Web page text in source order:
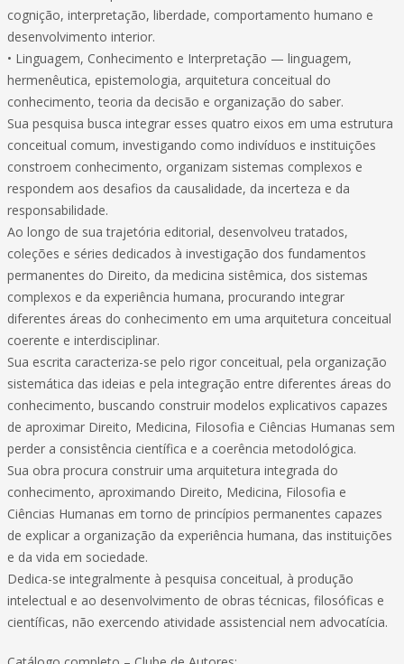
cognição, interpretação, liberdade, comportamento humano e
desenvolvimento interior.
• Linguagem, Conhecimento e Interpretação — linguagem,
hermenêutica, epistemologia, arquitetura conceitual do
conhecimento, teoria da decisão e organização do saber.
Sua pesquisa busca integrar esses quatro eixos em uma estrutura
conceitual comum, investigando como indivíduos e instituições
constroem conhecimento, organizam sistemas complexos e
respondem aos desafios da causalidade, da incerteza e da
responsabilidade.
Ao longo de sua trajetória editorial, desenvolveu tratados,
coleções e séries dedicados à investigação dos fundamentos
permanentes do Direito, da medicina sistêmica, dos sistemas
complexos e da experiência humana, procurando integrar
diferentes áreas do conhecimento em uma arquitetura conceitual
coerente e interdisciplinar.
Sua escrita caracteriza-se pelo rigor conceitual, pela organização
sistemática das ideias e pela integração entre diferentes áreas do
conhecimento, buscando construir modelos explicativos capazes
de aproximar Direito, Medicina, Filosofia e Ciências Humanas sem
perder a consistência científica e a coerência metodológica.
Sua obra procura construir uma arquitetura integrada do
conhecimento, aproximando Direito, Medicina, Filosofia e
Ciências Humanas em torno de princípios permanentes capazes
de explicar a organização da experiência humana, das instituições
e da vida em sociedade.
Dedica-se integralmente à pesquisa conceitual, à produção
intelectual e ao desenvolvimento de obras técnicas, filosóficas e
científicas, não exercendo atividade assistencial nem advocatícia.